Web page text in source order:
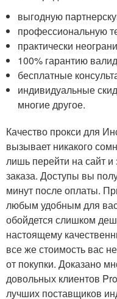
выгодную
профессиональную
практически
100% гарантию
бесплатные
индивидуальные
многие другое.
Качество прокси для
вызывает никакого
лишь перейти на сайт
заказа. Доступы вы
минут после оплаты.
любым удобным для
обойдется слишком
настоящему
все же стоимость вас
от покупки. Доказано
довольных клиентов
лучших поставщиков